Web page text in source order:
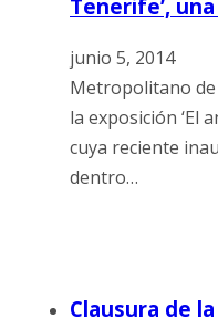
Tenerife’,
junio 5, 2014
Metropolitano
la exposición ‘El
cuya reciente
dentro…
Clausura de